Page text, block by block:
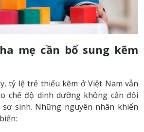
mẹ cần bổ sung kẽm
tỷ lệ trẻ thiếu kẽm ở Việt Nam vẫn
chế độ dinh dưỡng không cân đối
sinh. Những nguyên nhân khiến